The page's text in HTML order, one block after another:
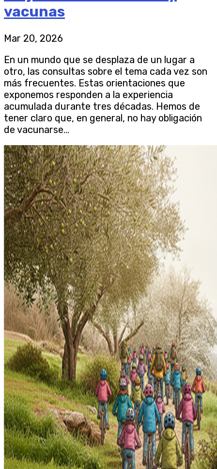
vacunas
Mar 20, 2026
En un mundo que se desplaza de un lugar a
otro, las consultas sobre el tema cada vez son
más frecuentes. Estas orientaciones que
exponemos responden a la experiencia
acumulada durante tres décadas. Hemos de
tener claro que, en general, no hay obligación
de vacunarse...